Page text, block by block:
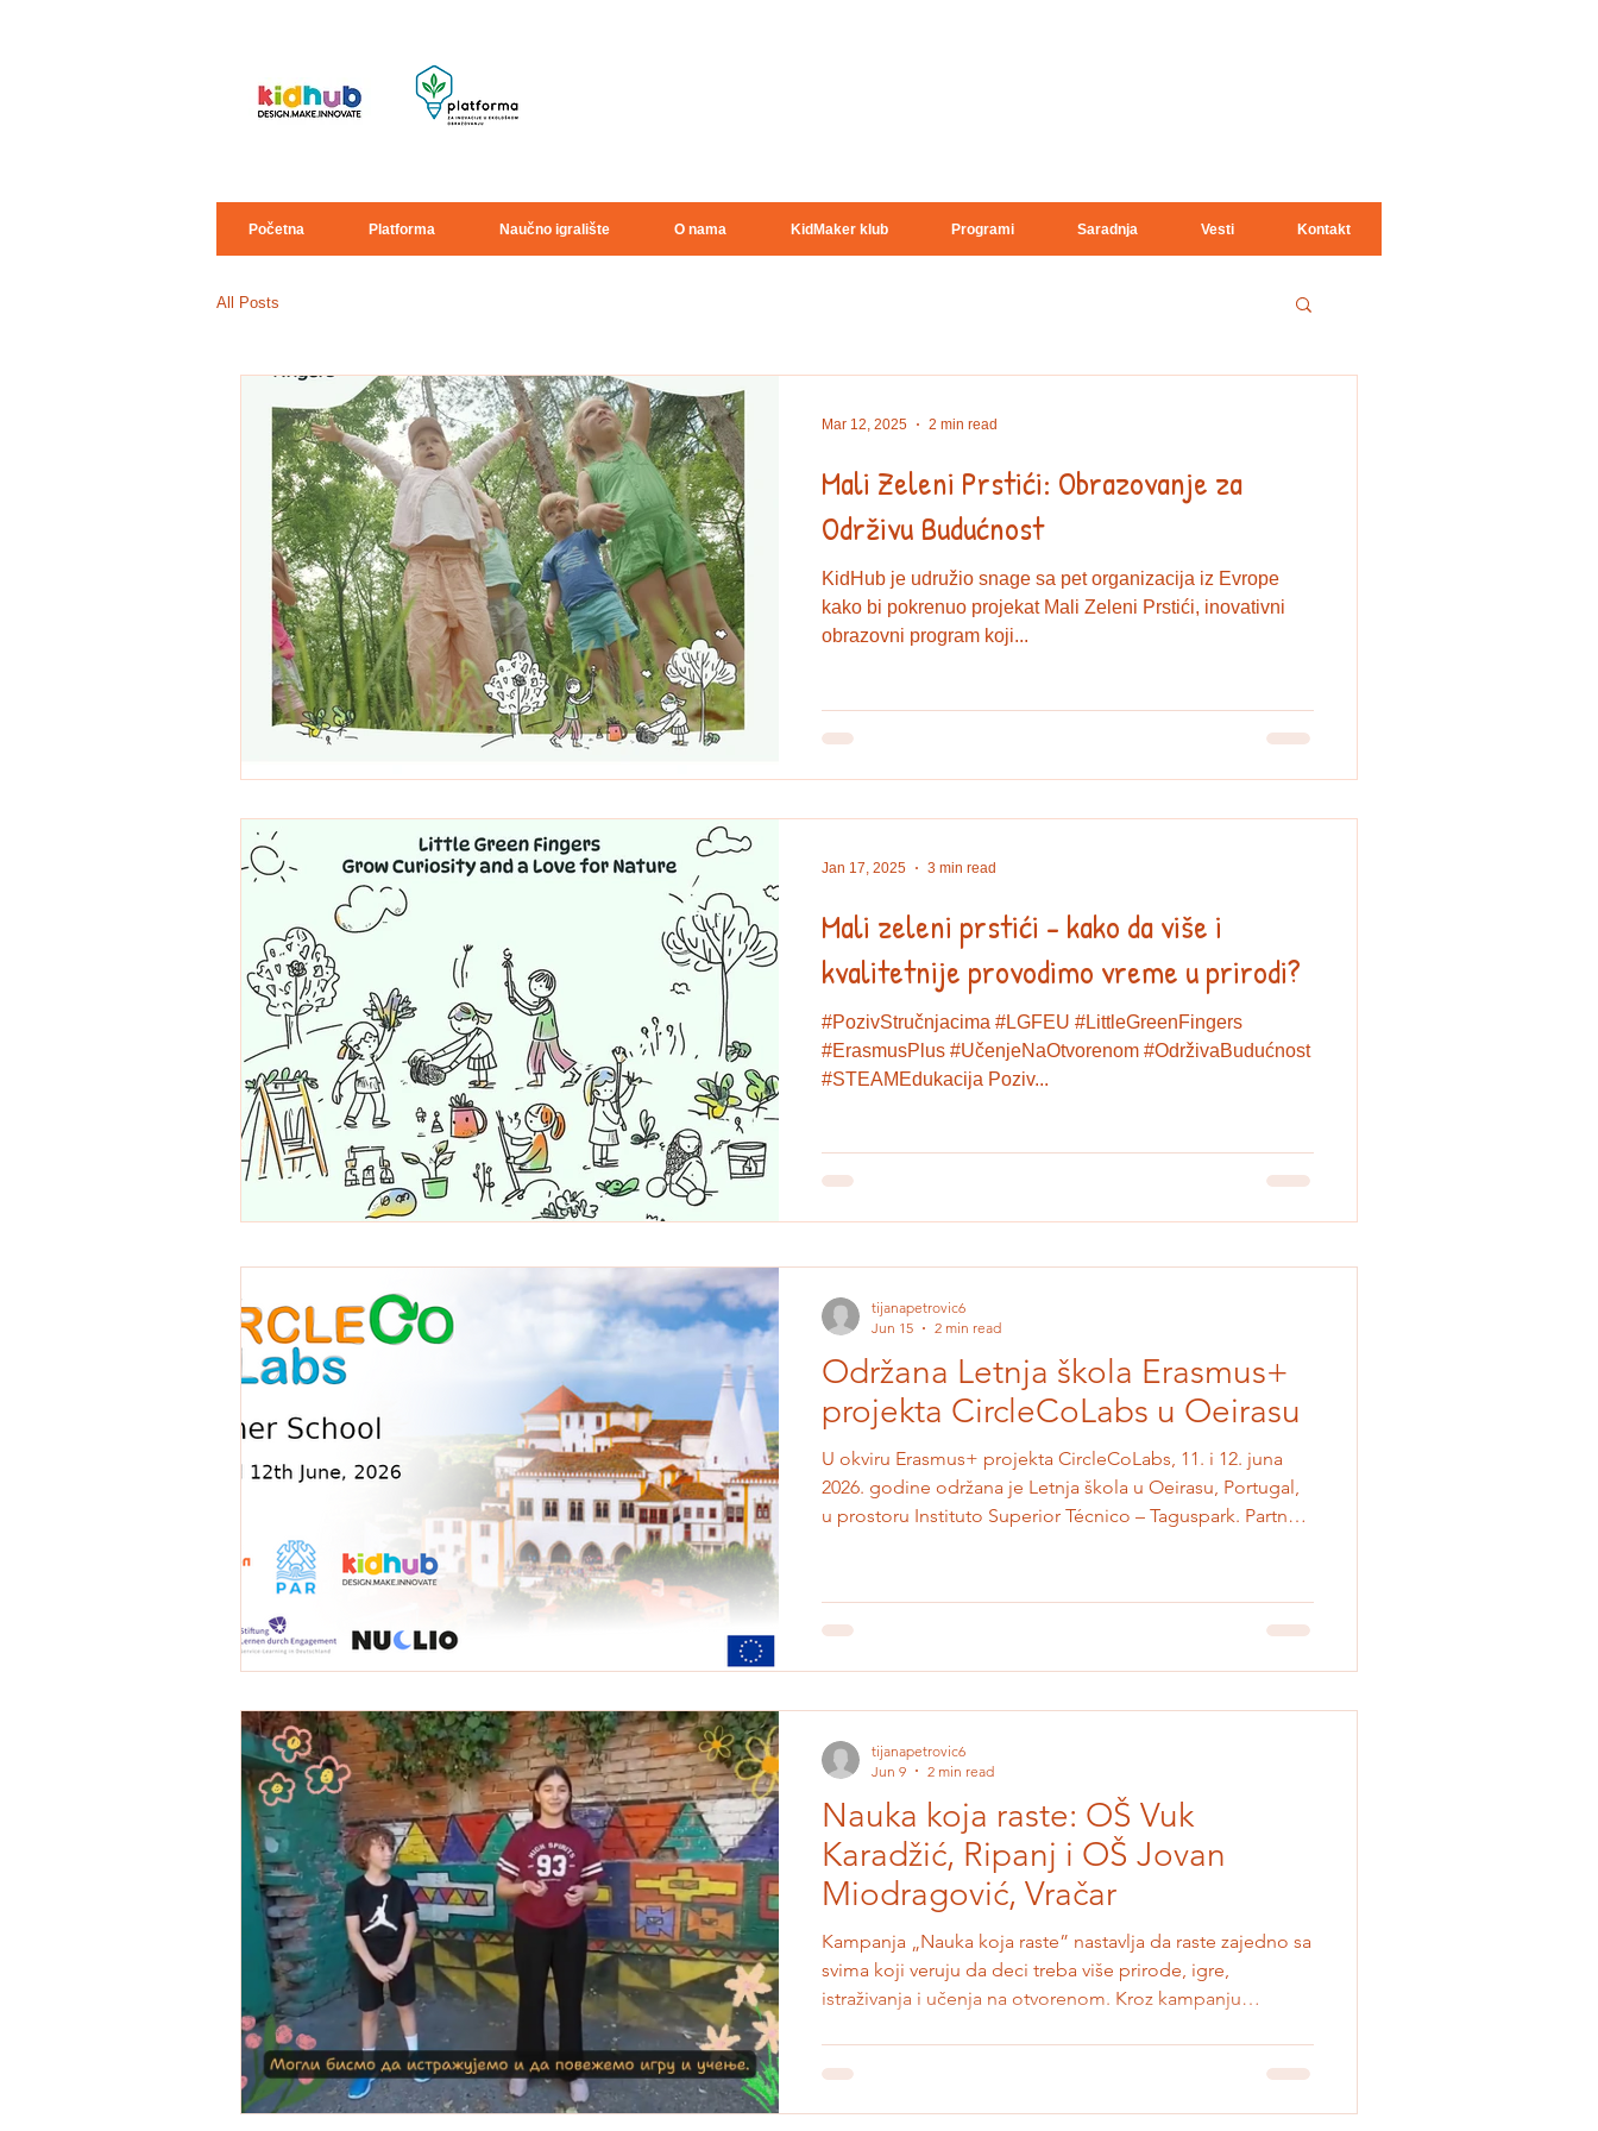
Početna Platforma Naučno igralište O nama KidMaker klub Programi Saradnja Vesti Kontakt
All Posts
Mali Zeleni Prstići: Obrazovanje za
Održivu Budućnost
KidHub je udružio snage sa pet organizacija iz Evrope
kako bi pokrenuo projekat Mali Zeleni Prstići, inovativni
obrazovni program koji...
Mar 12, 2025 2 min read
Mali zeleni prstići - kako da više i
kvalitetnije provodimo vreme u prirodi?
#PozivStručnjacima #LGFEU #LittleGreenFingers
#ErasmusPlus #UčenjeNaOtvorenom #OdrživaBudućnost
#STEAMEdukacija Poziv...
Jan 17, 2025 3 min read
Održana Letnja škola Erasmus+
projekta CircleCoLabs u Oeirasu
U okviru Erasmus+ projekta CircleCoLabs, 11. i 12. juna
2026. godine održana je Letnja škola u Oeirasu, Portugal,
u prostoru Instituto Superior Técnico – Taguspark. Partneri
da razvijaju održiva, cirkularna i društveno korisna rešenja
za izazove u svojoj školi i zajednici. Projekat CircleCoLabs
tijanapetrovic6
Jun 15
2 min read
Nauka koja raste: OŠ Vuk
Karadžić, Ripanj i OŠ Jovan
Miodragović, Vračar
Kampanja „Nauka koja raste” nastavlja da raste zajedno sa
svima koji veruju da deci treba više prirode, igre,
istraživanja i učenja na otvorenom. Kroz kampanju
deca dobiju učionice bez zidova - baštenske leje,
senzorne staze, kućice za ptice, hotele za insekte,
tijanapetrovic6
Jun 9
2 min read